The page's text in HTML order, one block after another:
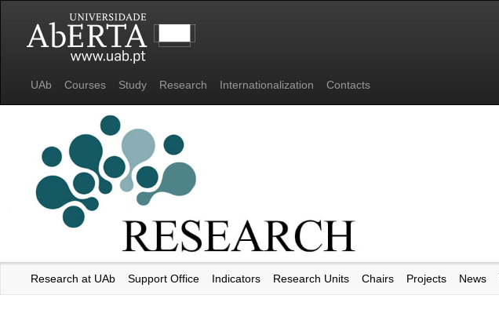
UAb Courses Study Research Internationalization Contacts
Research at UAb Support Office Indicators Research Units Chairs Projects News